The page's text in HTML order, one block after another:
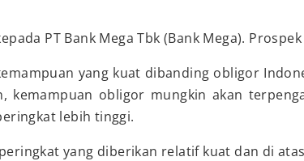
PT Bank Mega Tbk (Bank Mega).
yang kuat dibanding obligor
kemampuan obligor mungkin akan
lebih tinggi.
yang diberikan relatif kuat dan di